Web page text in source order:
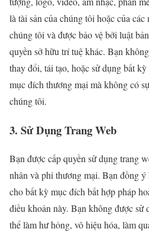
là tài sản của chúng tôi hoặc của
chúng tôi và được bảo vệ bởi luật
quyền sở hữu trí tuệ khác. Bạn
thay đổi, tái tạo, hoặc sử dụng bất
mục đích thương mại mà không có
chúng tôi.
3. Sử Dụng Trang Web
Bạn được cấp quyền sử dụng trang
nhân và phi thương mại. Bạn đồng
cho bất kỳ mục đích bất hợp pháp
điều khoản này. Bạn không được sử
thể làm hư hỏng, vô hiệu hóa, làm